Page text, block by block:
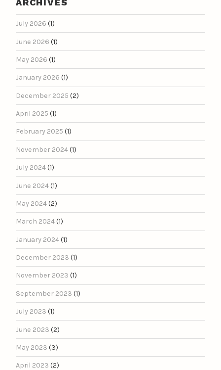
July 2026 (1)
June 2026 (1)
May 2026 (1)
January 2026 (1)
December 2025 (2)
April 2025 (1)
February 2025 (1)
November 2024(1)
July 2024(1)
June 2024(1)
May 2024(2)
March 2024(1)
January 2024(1)
December 2023 (1)
November 2023 (1)
September 2023 (1)
July 2023 (1)
June 2023 (2)
May 2023 (3)
April 2023 (2)